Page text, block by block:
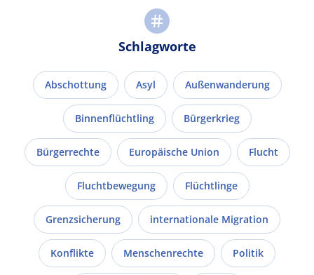
Schlagworte
Abschottung Asyl Außenwanderung
Binnenflüchtling Bürgerkrieg
Bürgerrechte Europäische Union Flucht
Fluchtbewegung Flüchtlinge
Grenzsicherung internationale Migration
Konflikte Menschenrechte Politik